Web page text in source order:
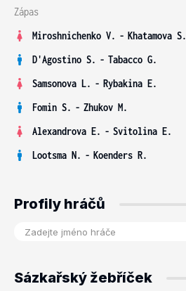
Zápas
Miroshnichenko V. - Khatamova S.
D'Agostino S. - Tabacco G.
Samsonova L. - Rybakina E.
Fomin S. - Zhukov M.
Alexandrova E. - Svitolina E.
Lootsma N. - Koenders R.
Profily hráčů
Sázkařský žebříček